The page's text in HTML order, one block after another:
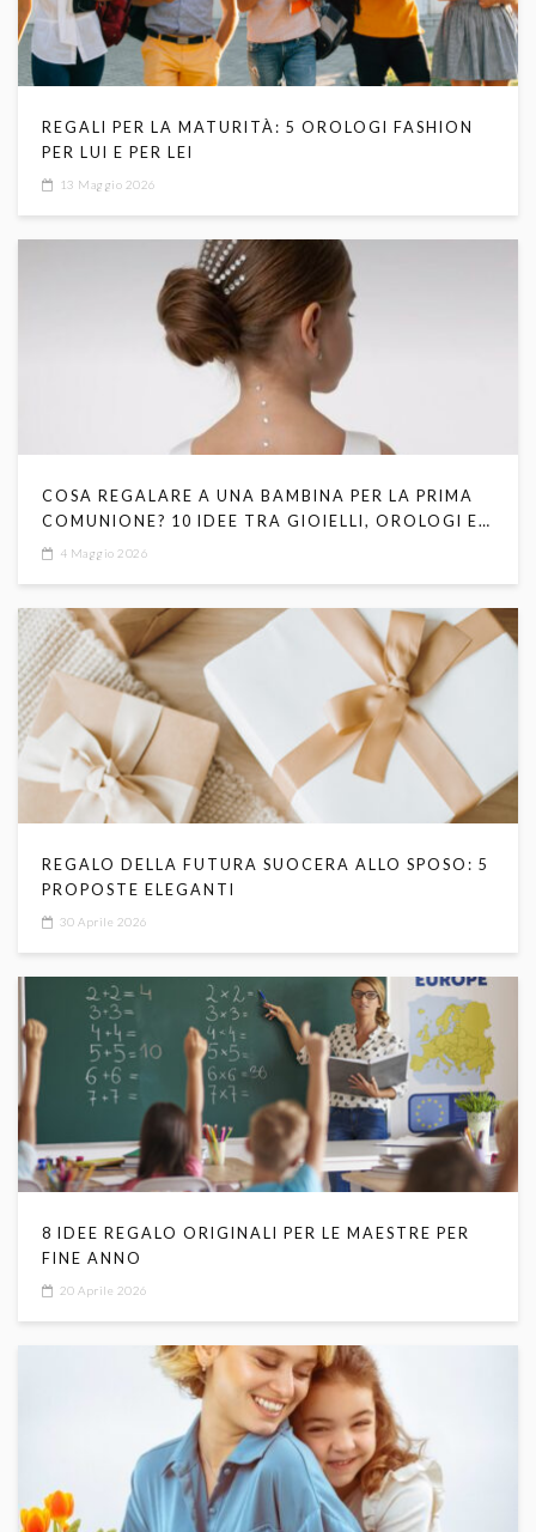
REGALI PER LA MATURITÀ: 5 OROLOGI FASHION
PER LUI E PER LEI
13 Maggio 2026
COSA REGALARE A UNA BAMBINA PER LA PRIMA
COMUNIONE? 10 IDEE TRA GIOIELLI, OROLOGI E
SIMBOLI RELIGIOSI
4 Maggio 2026
REGALO DELLA FUTURA SUOCERA ALLO SPOSO: 5
PROPOSTE ELEGANTI
30 Aprile 2026
8 IDEE REGALO ORIGINALI PER LE MAESTRE PER
FINE ANNO
20 Aprile 2026